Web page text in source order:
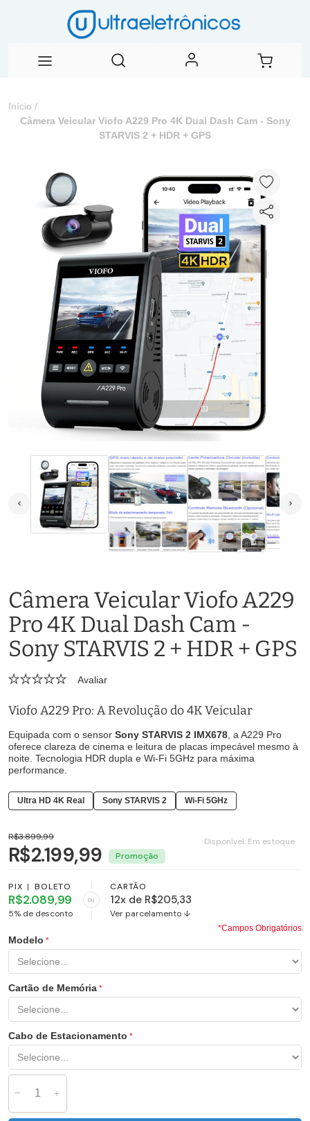
Início /
Câmera Veicular Viofo A229 Pro 4K Dual Dash Cam - Sony
STARVIS 2 + HDR + GPS
Câmera Veicular Viofo A229
Pro 4K Dual Dash Cam -
Sony STARVIS 2 + HDR + GPS
Avaliar
Viofo A229 Pro: A Revolução do 4K Veicular
Equipada com o sensor Sony STARVIS 2 IMX678, a A229 Pro
oferece clareza de cinema e leitura de placas impecável mesmo à
noite. Tecnologia HDR dupla e Wi-Fi 5GHz para máxima
performance.
Ultra HD 4K Real Sony STARVIS 2 Wi-Fi 5GHz
Disponível: Em estoque
R$3.899,99
R$2.199,99
PIX | BOLETO
R$2.089,99
5% de desconto
ou
CARTÃO
12x de R$205,33
Ver parcelamento ↓
Modelo
Cartão de Memória
Cabo de Estacionamento
*Campos Obrigatórios